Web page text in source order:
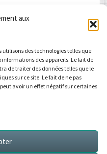
aux
utilisons des technologies telles que
informations des appareils. Le fait de
de traiter des données telles que le
sur ce site. Le fait de ne pas
avoir un effet négatif sur certaines